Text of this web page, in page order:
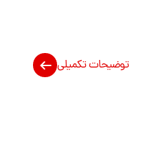
توضیحات تکمیلی